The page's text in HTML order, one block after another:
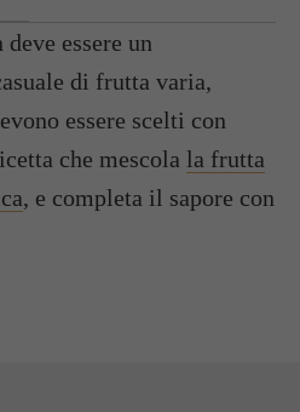
deve essere un
di frutta varia,
essere scelti con
che mescola la frutta
, e completa il sapore con